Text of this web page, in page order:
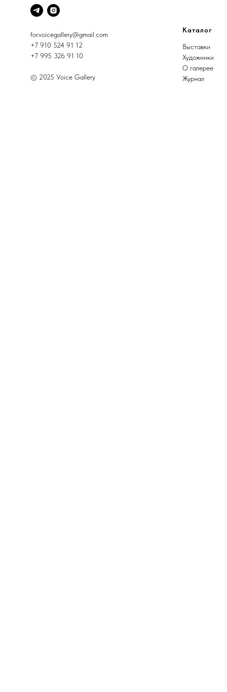
for.voicegallery@gmail.com
+7 910 524 91 12
+7 995 326 91 10
© 2025 Voice Gallery
Каталог
Выставки
Художники
О галерее
Журнал